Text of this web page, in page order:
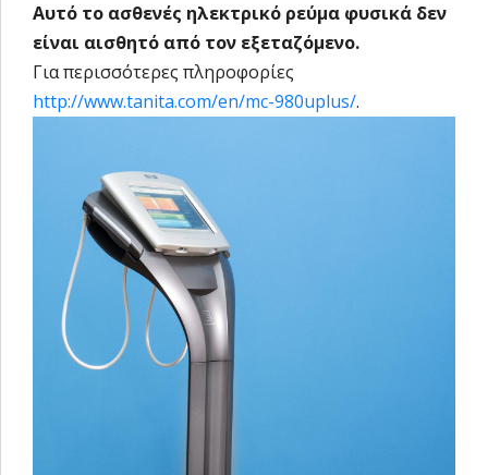
Αυτό το ασθενές ηλεκτρικό ρεύμα φυσικά δεν
είναι αισθητό από τον εξεταζόμενο.
Για περισσότερες πληροφορίες
http://www.tanita.com/en/mc-980uplus/.